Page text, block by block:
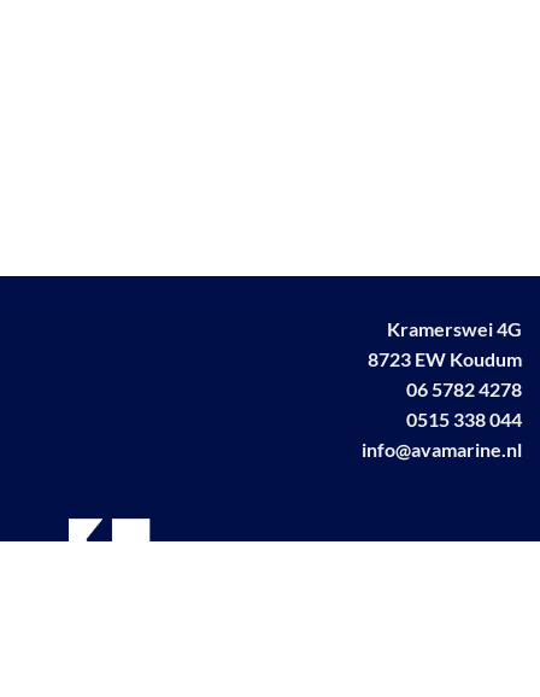
Kramerswei 4G
8723 EW Koudum
06 5782 4278
0515 338 044
info@avamarine.nl